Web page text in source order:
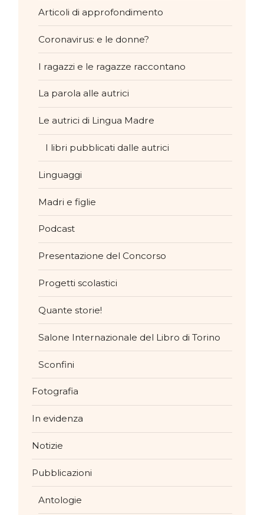
Articoli di approfondimento
Coronavirus: e le donne?
I ragazzi e le ragazze raccontano
La parola alle autrici
Le autrici di Lingua Madre
I libri pubblicati dalle autrici
Linguaggi
Madri e figlie
Podcast
Presentazione del Concorso
Progetti scolastici
Quante storie!
Salone Internazionale del Libro di Torino
Sconfini
Fotografia
In evidenza
Notizie
Pubblicazioni
Antologie